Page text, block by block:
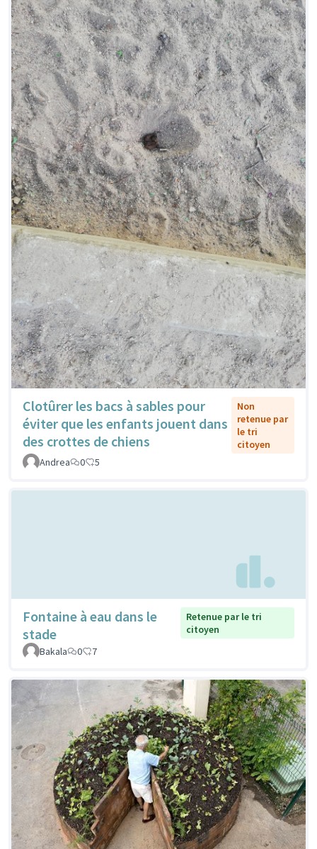
Clotûrer les bacs à sables pour
éviter que les enfants jouent dans
des crottes de chiens
Non
retenue par
le tri
citoyen
Andrea
0 5
Fontaine à eau dans le
stade
Retenue par le tri
citoyen
Bakala
0 7